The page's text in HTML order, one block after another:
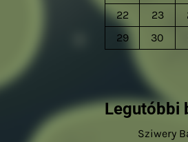
22
23
29
30
Legutóbbi
Sziwery